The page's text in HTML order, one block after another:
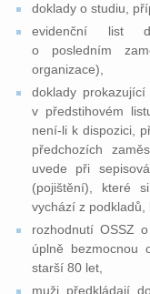
doklady o studiu,
evidenční list
o posledním
organizace),
doklady
v předstihovém
není-li k dispozici,
předchozích
uvede při
(pojištění), které
vychází z podkladů,
rozhodnutí OSSZ
úplně bezmocnou
starší 80 let,
muži předkládají